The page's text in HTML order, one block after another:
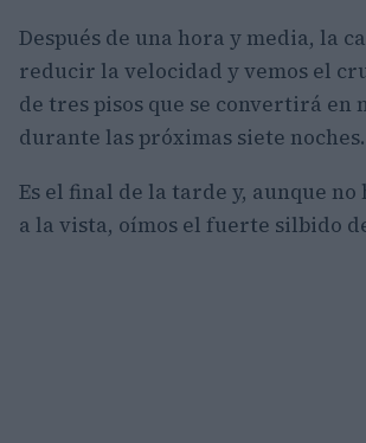
Después de una hora y media, la
reducir la velocidad y vemos el
de tres pisos que se convertirá en
durante las próximas siete noches.
Es el final de la tarde y, aunque
a la vista, oímos el fuerte silbido